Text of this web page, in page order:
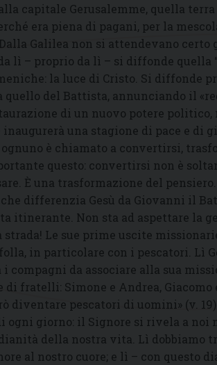
capitale Gerusalemme, quella
era piena di pagani, per la
Galilea non si attendevano certo
lì – proprio da lì – si diffonde quella
la luce di Cristo. Si diffonde
quello del Battista, annunciando il
di un nuovo potere
inaugurerà una stagione di pace e di
è chiamato a convertirsi,
questo: convertirsi non è
È una trasformazione del
differenzia Gesù da Giovanni il
itinerante. Non sta ad aspettare la
strada! Le sue prime uscite
in particolare con i pescatori. Lì
i compagni da associare alla sua
di fratelli: Simone e Andrea,
diventare pescatori di uomini» (v.
giorno: il Signore si rivela a noi
della nostra vita. Lì dobbiamo
al nostro cuore; e lì – con questo